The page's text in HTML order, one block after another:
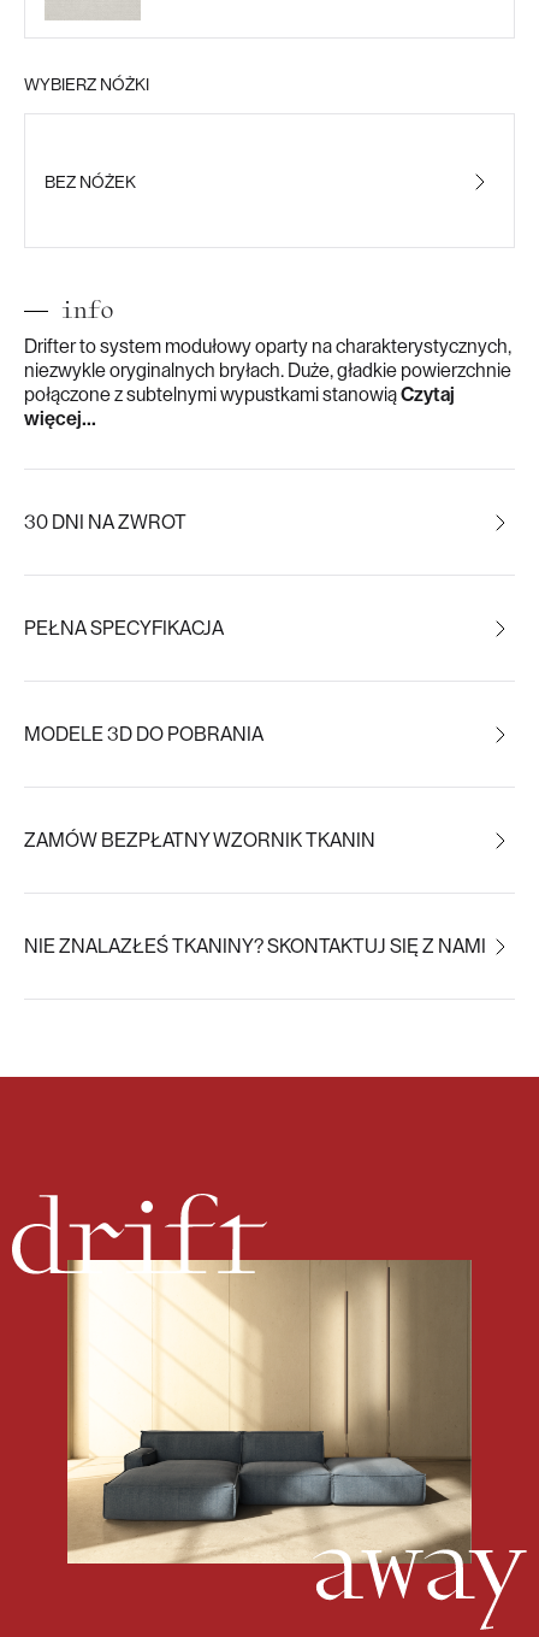
info
Drifter to system modułowy oparty na charakterystycznych,
niezwykle oryginalnych bryłach. Duże, gładkie powierzchnie
połączone z subtelnymi wypustkami stanowiąCzytaj
więcej...
WYBIERZ NÓŻKI
BEZ NÓŻEK
30 DNI NA ZWROT
PEŁNA SPECYFIKACJA
MODELE 3D DO POBRANIA
ZAMÓW BEZPŁATNY WZORNIK TKANIN
NIE ZNALAZŁEŚ TKANINY? SKONTAKTUJ SIĘ Z NAMI